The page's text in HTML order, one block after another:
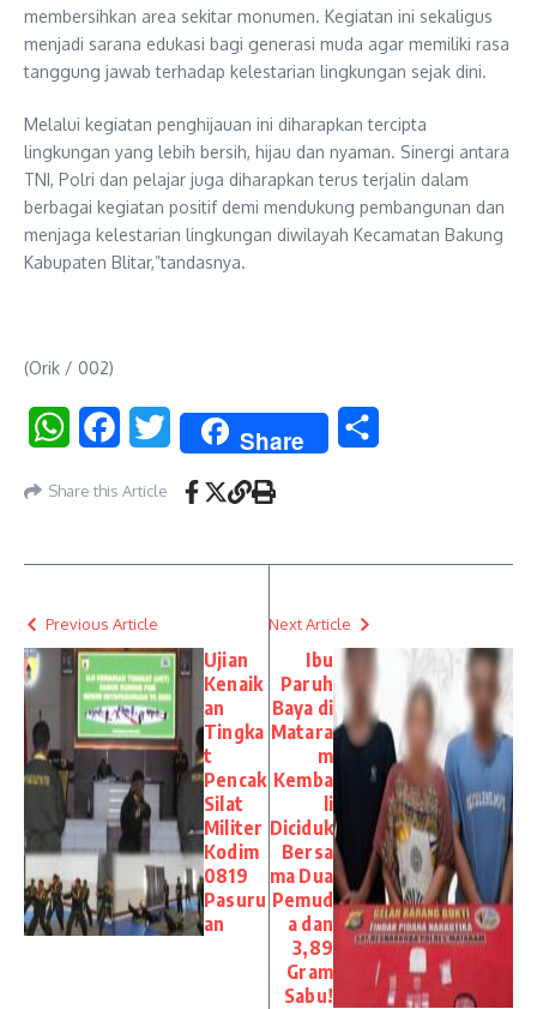
membersihkan area sekitar monumen. Kegiatan ini sekaligus
menjadi sarana edukasi bagi generasi muda agar memiliki rasa
tanggung jawab terhadap kelestarian lingkungan sejak dini.
Melalui kegiatan penghijauan ini diharapkan tercipta
lingkungan yang lebih bersih, hijau dan nyaman. Sinergi antara
TNI, Polri dan pelajar juga diharapkan terus terjalin dalam
berbagai kegiatan positif demi mendukung pembangunan dan
menjaga kelestarian lingkungan diwilayah Kecamatan Bakung
Kabupaten Blitar,”tandasnya.
(Orik / 002)
WhatsAppFacebookTwitter Share
Share this Article
Previous Article
Ujian
Kenaik
an
Tingka
t
Pencak
Silat
Militer
Kodim
0819
Pasuru
an
Next Article
Ibu
Paruh
Baya di
Matara
m
Kemba
li
Diciduk
Bersa
ma Dua
Pemud
a dan
3,89
Gram
Sabu!